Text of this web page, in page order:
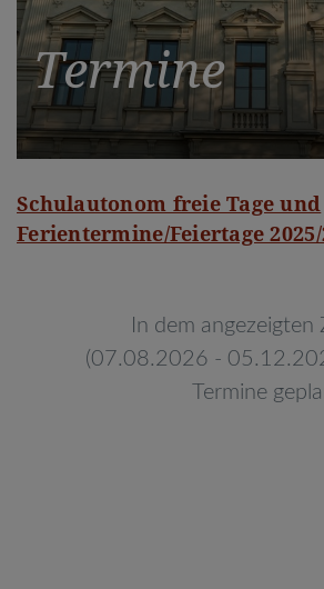
Termine
Schulautonom freie Tage und
Ferientermine/Feiertage 2025/